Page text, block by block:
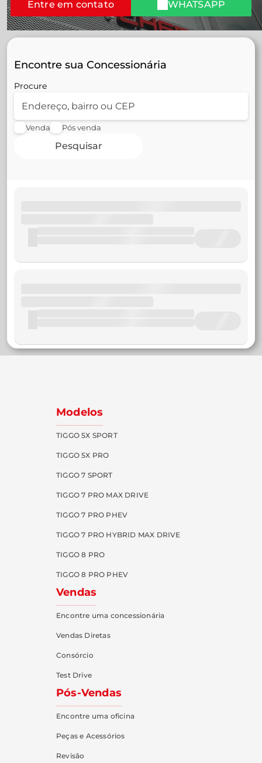
Entre em contato WHATSAPP
Encontre sua Concessionária
Procure
Venda Pós venda
Pesquisar
Modelos
TIGGO 5X SPORT
TIGGO 5X PRO
TIGGO 7 SPORT
TIGGO 7 PRO MAX DRIVE
TIGGO 7 PRO PHEV
TIGGO 7 PRO HYBRID MAX DRIVE
TIGGO 8 PRO
TIGGO 8 PRO PHEV
Vendas
Encontre uma concessionária
Vendas Diretas
Consórcio
Test Drive
Pós-Vendas
Encontre uma oficina
Peças e Acessórios
Revisão